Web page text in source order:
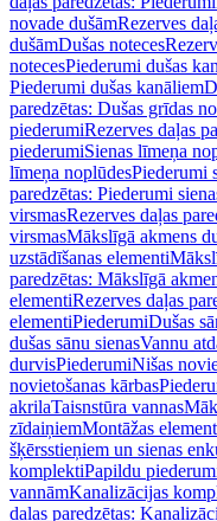
novade dušāmRezerves
dušāmDušas noteces
notecesPiederumi dušas
Piederumi dušas kanāliem
paredzētas: Dušas grīdas
piederumiRezerves daļas
piederumiSienas līmeņa
līmeņa noplūdesPiederumi
paredzētas: Piederumi
virsmasRezerves daļas
virsmasMākslīgā akmens
uzstādīšanas elementi
paredzētas: Mākslīgā
elementiRezerves daļas
elementiPiederumiDušas
dušas sānu sienasVannu
durvisPiederumiNišas
novietošanas kārbas
akrilaTaisnstūra vannas
zīdaiņiemMontāžas
šķērsstieņiem un sienas
komplektiPapildu
vannāmKanalizācijas
daļas paredzētas: